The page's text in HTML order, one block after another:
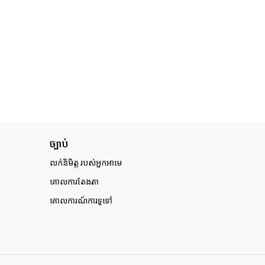
ច្បាប់
លក់និមិត្ត របស់អ្នកអាមេ
គោលការតែងតា
គោលការណ៍ការទូទៅ